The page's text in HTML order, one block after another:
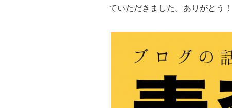
ていただきました。ありがとう！